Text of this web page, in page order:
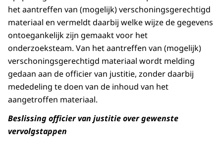
het aantreffen van (mogelijk) verschoningsgerechtigd
materiaal en vermeldt daarbij welke wijze de gegevens
ontoegankelijk zijn gemaakt voor het
onderzoeksteam. Van het aantreffen van (mogelijk)
verschoningsgerechtigd materiaal wordt melding
gedaan aan de officier van justitie, zonder daarbij
mededeling te doen van de inhoud van het
aangetroffen materiaal.
Beslissing officier van justitie over gewenste
vervolgstappen